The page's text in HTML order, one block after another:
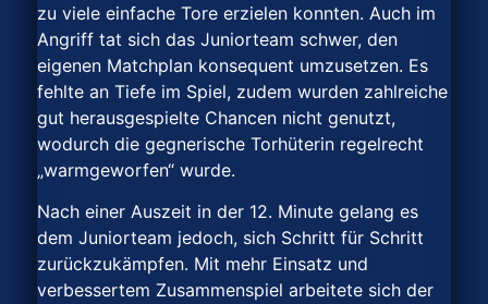
zu viele einfache Tore erzielen konnten. Auch im
Angriff tat sich das Juniorteam schwer, den
eigenen Matchplan konsequent umzusetzen. Es
fehlte an Tiefe im Spiel, zudem wurden zahlreiche
gut herausgespielte Chancen nicht genutzt,
wodurch die gegnerische Torhüterin regelrecht
„warmgeworfen“ wurde.
Nach einer Auszeit in der 12. Minute gelang es
dem Juniorteam jedoch, sich Schritt für Schritt
zurückzukämpfen. Mit mehr Einsatz und
verbessertem Zusammenspiel arbeitete sich der